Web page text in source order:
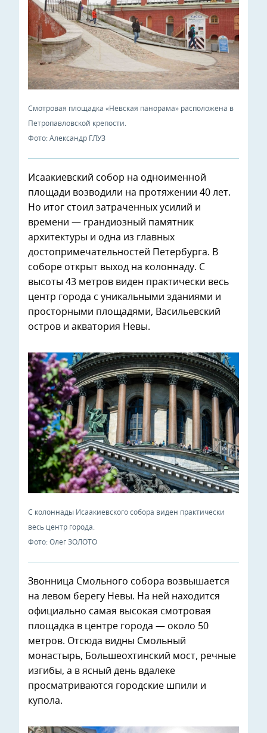
Смотровая площадка «Невская панорама» расположена в
Петропавловской крепости.
Фото: Александр ГЛУЗ
Исаакиевский собор на одноименной
площади возводили на протяжении 40 лет.
Но итог стоил затраченных усилий и
времени — грандиозный памятник
архитектуры и одна из главных
достопримечательностей Петербурга. В
соборе открыт выход на колоннаду. С
высоты 43 метров виден практически весь
центр города с уникальными зданиями и
просторными площадями, Васильевский
остров и акватория Невы.
С колоннады Исаакиевского собора виден практически
весь центр города.
Фото: Олег ЗОЛОТО
Звонница Смольного собора возвышается
на левом берегу Невы. На ней находится
официально самая высокая смотровая
площадка в центре города — около 50
метров. Отсюда видны Смольный
монастырь, Большеохтинский мост, речные
изгибы, а в ясный день вдалеке
просматриваются городские шпили и
купола.